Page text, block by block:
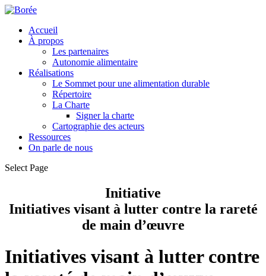
Accueil
À propos
Les partenaires
Autonomie alimentaire
Réalisations
Le Sommet pour une alimentation durable
Répertoire
La Charte
Signer la charte
Cartographie des acteurs
Ressources
On parle de nous
Select Page
Initiative
Initiatives visant à lutter contre la rareté
de main d’œuvre
Initiatives visant à lutter contre